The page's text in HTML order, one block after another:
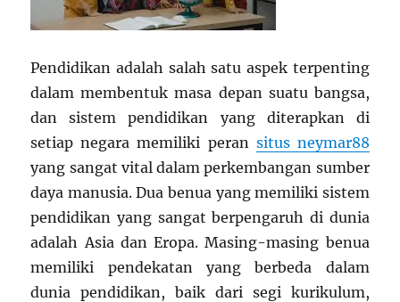
Pendidikan adalah salah satu aspek terpenting
dalam membentuk masa depan suatu bangsa,
dan sistem pendidikan yang diterapkan di
setiap negara memiliki peran situs neymar88
yang sangat vital dalam perkembangan sumber
daya manusia. Dua benua yang memiliki sistem
pendidikan yang sangat berpengaruh di dunia
adalah Asia dan Eropa. Masing-masing benua
memiliki pendekatan yang berbeda dalam
dunia pendidikan, baik dari segi kurikulum,